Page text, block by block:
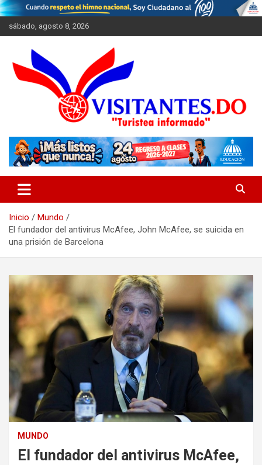
Saltar
al
contenido
sábado, agosto 8, 2026
Visitantes
Inicio
Mundo
El fundador del antivirus McAfee, John McAfee, se suicida en
una prisión de Barcelona
MUNDO
El fundador del antivirus McAfee,